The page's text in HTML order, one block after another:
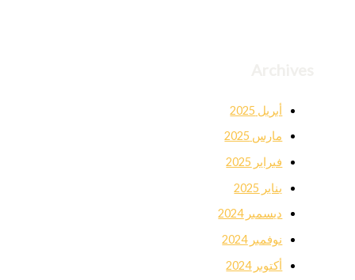
أبريل 2025
مارس 2025
فبراير 2025
يناير 2025
ديسمبر 2024
نوفمبر 2024
أكتوبر 2024